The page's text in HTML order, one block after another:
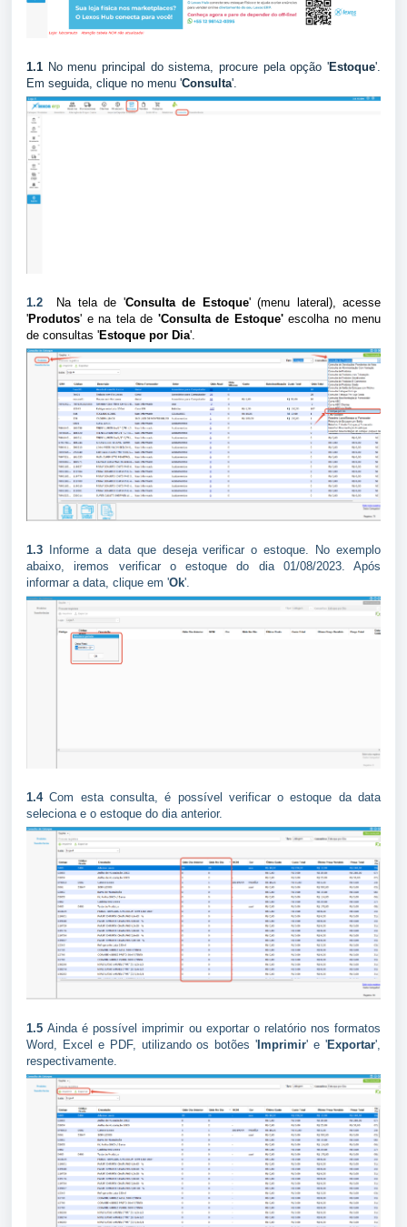
1.1 No menu principal do sistema, procure pela opção 'Estoque'.
Em seguida, clique no menu 'Consulta'.
1.2 Na tela de 'Consulta de Estoque' (menu lateral), acesse
'Produtos' e na tela de 'Consulta de Estoque'escolha no menu
de consultas 'Estoque por Dia'.
1.3 Informe a data que deseja verificar o estoque. No exemplo
abaixo, iremos verificar o estoque do dia 01/08/2023. Após
informar a data, clique em 'Ok'.
1.4Com esta consulta, é possível verificar o estoque da data
seleciona e o estoque do dia anterior.
1.5Ainda é possível imprimir ou exportar o relatório nos formatos
Word, Excel e PDF, utilizando os botões ' Imprimir' e 'Exportar',
respectivamente.